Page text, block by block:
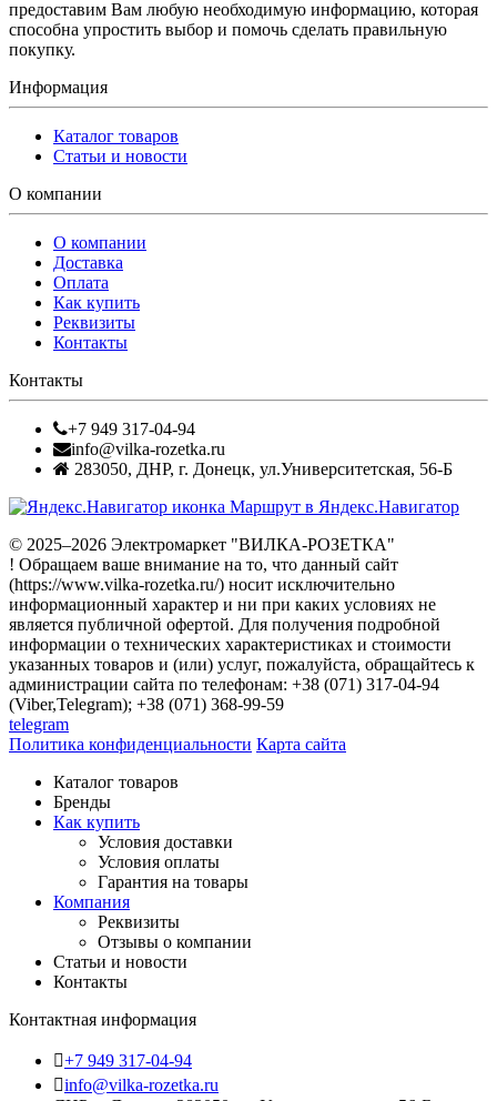
предоставим Вам любую необходимую информацию, которая
способна упростить выбор и помочь сделать правильную
покупку.
Информация
Каталог товаров
Статьи и новости
О компании
О компании
Доставка
Оплата
Как купить
Реквизиты
Контакты
Контакты
+7 949 317-04-94
info@vilka-rozetka.ru
283050, ДНР, г. Донецк, ул.Университетская, 56-Б
Маршрут в Яндекс.Навигатор
© 2025–2026 Электромаркет "ВИЛКА-РОЗЕТКА"
! Обращаем ваше внимание на то, что данный сайт
(https://www.vilka-rozetka.ru/) носит исключительно
информационный характер и ни при каких условиях не
является публичной офертой. Для получения подробной
информации о технических характеристиках и стоимости
указанных товаров и (или) услуг, пожалуйста, обращайтесь к
администрации сайта по телефонам: +38 (071) 317-04-94
(Viber,Telegram); +38 (071) 368-99-59
telegram
Политика конфиденциальности Карта сайта
Каталог товаров
Бренды
Как купить
Условия доставки
Условия оплаты
Гарантия на товары
Компания
Реквизиты
Отзывы о компании
Статьи и новости
Контакты
Контактная информация
+7 949 317-04-94
info@vilka-rozetka.ru